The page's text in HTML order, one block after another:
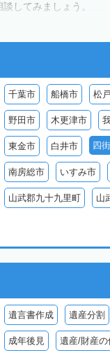
談してみましょう。
千葉市 船橋市 松
野田市 木更津市
東金市 白井市 四
南房総市 いすみ市
山武郡九十九里町 山
安房郡鋸南町
遺言書作成 遺産分割
成年後見 遺産/財産